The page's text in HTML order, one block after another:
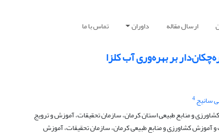
ارسال مقاله داوران تماس با ما
بر بهره‌وری آب کلزا
سانیج4
و منابع طبیعی استان کرمان، سازمان تحقیقات، آموزش و ترویج